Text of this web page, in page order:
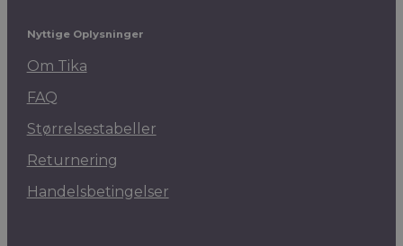
Nyttige Oplysninger
Om Tika
FAQ
Størrelsestabeller
Returnering
Handelsbetingelser